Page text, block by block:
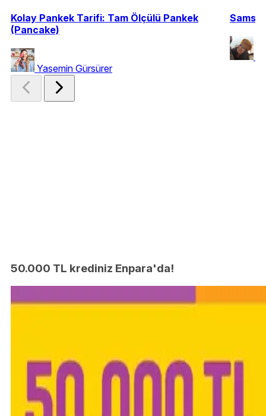
Kolay Pankek Tarifi: Tam Ölçülü Pankek
(Pancake)
Yasemin Gürsürer
50.000 TL krediniz Enpara'da!